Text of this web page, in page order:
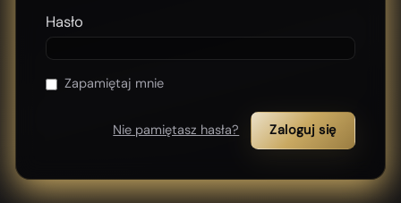
Hasło
Zapamiętaj mnie
Nie pamiętasz hasła? Zaloguj się